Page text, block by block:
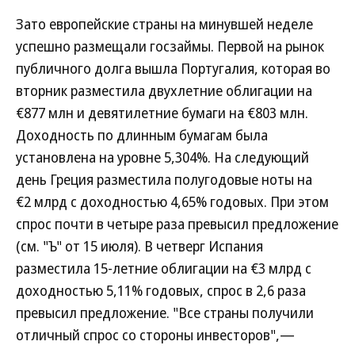
Зато европейские страны на минувшей неделе
успешно размещали госзаймы. Первой на рынок
публичного долга вышла Португалия, которая во
вторник разместила двухлетние облигации на
€877 млн и девятилетние бумаги на €803 млн.
Доходность по длинным бумагам была
установлена на уровне 5,304%. На следующий
день Греция разместила полугодовые ноты на
€2 млрд с доходностью 4,65% годовых. При этом
спрос почти в четыре раза превысил предложение
(см. "Ъ" от 15 июля). В четверг Испания
разместила 15-летние облигации на €3 млрд с
доходностью 5,11% годовых, спрос в 2,6 раза
превысил предложение. "Все страны получили
отличный спрос со стороны инвесторов",—